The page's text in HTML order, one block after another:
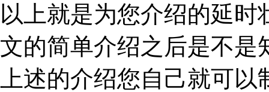
以上就是为您介绍的延
文的简单介绍之后是不是
上述的介绍您自己就可